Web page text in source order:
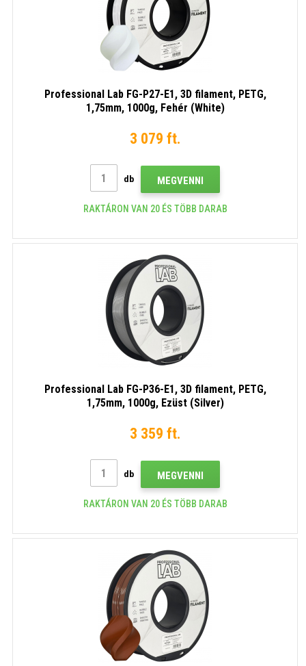
Professional Lab FG-P27-E1, 3D filament, PETG,
1,75mm, 1000g, Fehér (White)
3 079 ft.
db MEGVENNI
RAKTÁRON VAN 20 ÉS TÖBB DARAB
Professional Lab FG-P36-E1, 3D filament, PETG,
1,75mm, 1000g, Ezüst (Silver)
3 359 ft.
db MEGVENNI
RAKTÁRON VAN 20 ÉS TÖBB DARAB